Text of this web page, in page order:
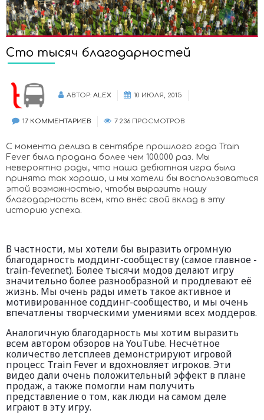
Сто тысяч благодарностей
АВТОР: ALEX 10 ИЮЛЯ, 2015
17 КОММЕНТАРИЕВ 7 236 ПРОСМОТРОВ
С момента релиза в сентябре прошлого года Train
Fever была продана более чем 100.000 раз. Мы
невероятно рады, что наша дебютная игра была
принята так хорошо, и мы хотели бы воспользоваться
этой возможностью, чтобы выразить нашу
благодарность всем, кто внёс свой вклад в эту
историю успеха.
В частности, мы хотели бы выразить огромную
благодарность моддинг-сообществу (самое главное -
train-fever.net). Более тысячи модов делают игру
значительно более разнообразной и продлевают её
жизнь. Мы очень рады иметь такое активное и
мотивированное соддинг-сообщество, и мы очень
впечатлены творческими умениями всех моддеров.
Аналогичную благодарность мы хотим выразить
всем автором обзоров на YouTube. Несчётное
количество летсплеев демонстрируют игровой
процесс Train Fever и вдохновляет игроков. Эти
видео дали очень положительный эффект в плане
продаж, а также помогли нам получить
представление о том, как люди на самом деле
играют в эту игру.